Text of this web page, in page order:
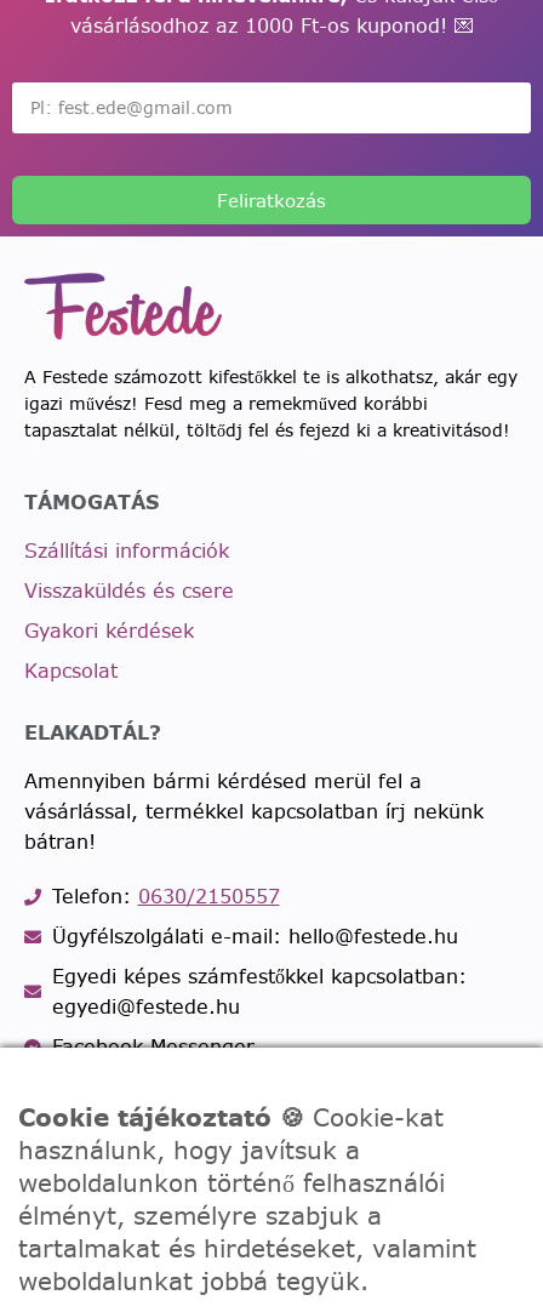
vásárlásodhoz az 1000 Ft-os kuponod! 💌
Feliratkozás
A Festede számozott kifestőkkel te is alkothatsz, akár egy
igazi művész! Fesd meg a remekműved korábbi
tapasztalat nélkül, töltődj fel és fejezd ki a kreativitásod!
TÁMOGATÁS
Szállítási információk
Visszaküldés és csere
Gyakori kérdések
Kapcsolat
ELAKADTÁL?
Amennyiben bármi kérdésed merül fel a
vásárlással, termékkel kapcsolatban írj nekünk
bátran!
Telefon: 0630/2150557
Ügyfélszolgálati e-mail: hello@festede.hu
Egyedi képes számfestőkkel kapcsolatban:
egyedi@festede.hu
Facebook Messenger
Cookie tájékoztató 🍪 Cookie-kat
használunk, hogy javítsuk a
weboldalunkon történő felhasználói
élményt, személyre szabjuk a
tartalmakat és hirdetéseket, valamint
weboldalunkat jobbá tegyük.